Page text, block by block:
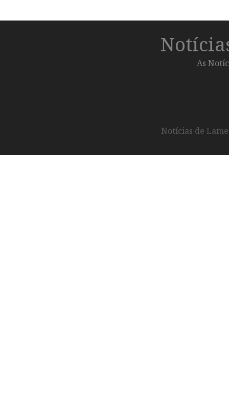
As
Notícias de